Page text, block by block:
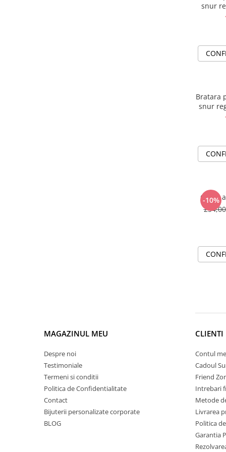
snur
Bratara
snur
-10%
Colier
MAGAZINUL MEU
Despre noi
Testimoniale
Termeni si conditii
Politica de Confidentialitate
Contact
Bijuterii personalizate corporate
BLOG
CLIENTI
Contul
Cadoul
Friend
Intrebari
Metode
Livrarea
Politica
Garantia